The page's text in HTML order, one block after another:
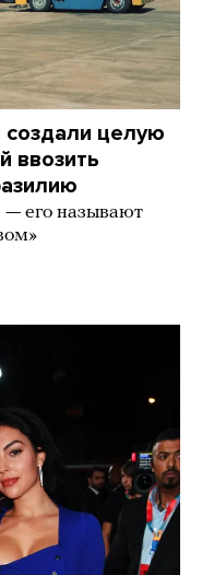
создали целую
ввозить
— его называют